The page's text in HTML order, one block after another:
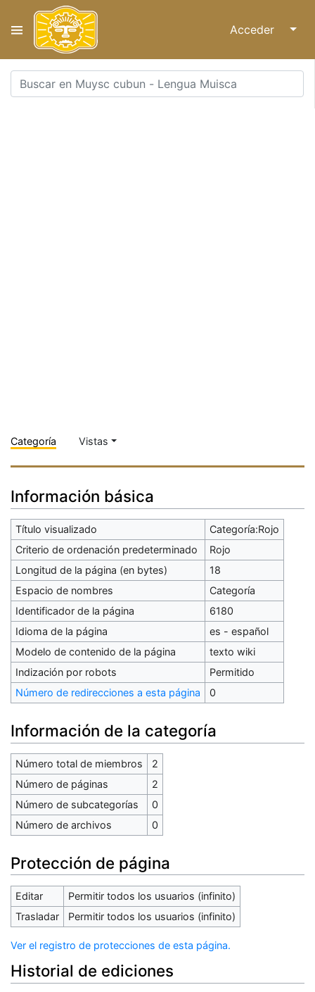
Acceder ↓
Categoría Vistas
Información básica
Título visualizado
Categoría:Rojo
Criterio de ordenación predeterminado
Rojo
Longitud de la página (en bytes)
18
Espacio de nombres
Categoría
Identificador de la página
6180
Idioma de la página
es - español
Modelo de contenido de la página
texto wiki
Indización por robots
Permitido
Número de redirecciones a esta página
0
Información de la categoría
Número total de miembros
2
Número de páginas
2
Número de subcategorías
0
Número de archivos
0
Protección de página
Editar
Permitir todos los usuarios (infinito)
Trasladar
Permitir todos los usuarios (infinito)
Ver el registro de protecciones de esta página.
Historial de ediciones